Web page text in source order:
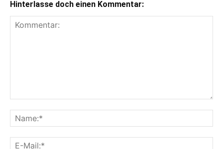
Hinterlasse doch einen Kommentar: